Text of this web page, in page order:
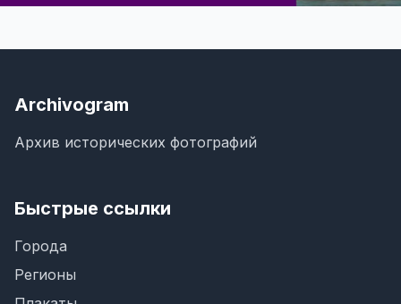
Archivogram
Архив исторических фотографий
Быстрые ссылки
Города
Регионы